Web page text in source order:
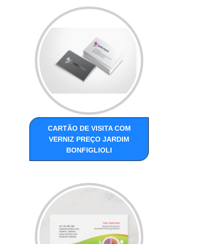
CARTÃO DE VISITA COM
VERNIZ PREÇO JARDIM
BONFIGLIOLI